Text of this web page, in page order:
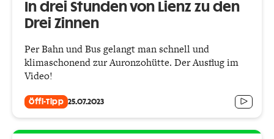
In drei Stunden von Lienz zu den
Drei Zinnen
Per Bahn und Bus gelangt man schnell und
klimaschonend zur Auronzohütte. Der Ausflug im
Video!
Öffi-Tipp 25.07.2023